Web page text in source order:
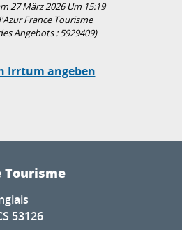
27 März 2026 Um 15:19
France Tourisme
Angebots :5929409)
Irrtum angeben
Tourisme
53126